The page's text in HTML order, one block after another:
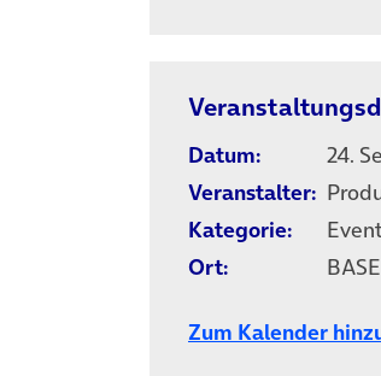
Datum:
24.
Veranstalter:
Kategorie:
Ort:
Zum Kalender